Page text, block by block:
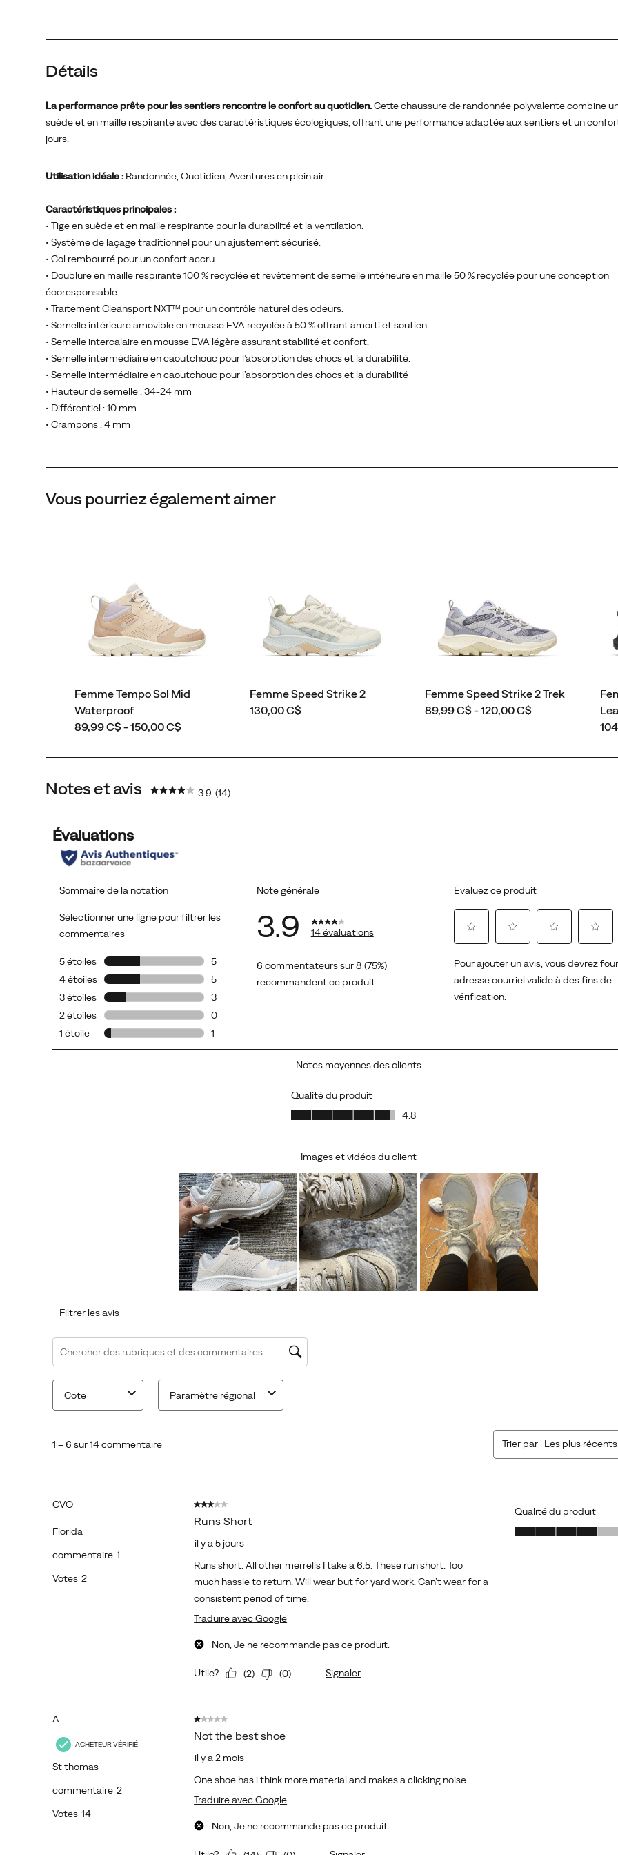
adaptée
sentiers
et
un
Détails
La performance prête pour les sentiers rencontre le confort au quotidien.Cette chaussure de randonnée polyvalente combine
suède et en maille respirante avec des caractéristiques écologiques, offrant une performance adaptée aux sentiers et un
jours.
Utilisation idéale : Randonnée, Quotidien, Aventures en plein air
Caractéristiques principales :
• Tige en suède et en maille respirante pour la durabilité et la ventilation.
• Système de laçage traditionnel pour un ajustement sécurisé.
• Col rembourré pour un confort accru.
• Doublure en maille respirante 100 % recyclée et revêtement de semelle intérieure en maille 50 % recyclée pour une conception
écoresponsable.
• Traitement Cleansport NXT™ pour un contrôle naturel des odeurs.
• Semelle intérieure amovible en mousse EVA recyclée à 50 % offrant amorti et soutien.
• Semelle intercalaire en mousse EVA légère assurant stabilité et confort.
• Semelle intermédiaire en caoutchouc pour l’absorption des chocs et la durabilité.
• Semelle intermédiaire en caoutchouc pour l’absorption des chocs et la durabilité
• Hauteur de semelle : 34-24 mm
• Différentiel : 10 mm
• Crampons : 4 mm
Vous pourriez également aimer
Femme Tempo Sol Mid
Waterproof
price
89,99 C$ - 150,00 C$
Femme Speed Strike 2
price
130,00 C$
Femme Speed Strike 2 Trek
price
89,99 C$ - 120,00 C$
Notes et avis 3.9 (14)